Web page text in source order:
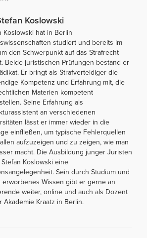
Koslowski
Koslowski hat in Berlin
studiert und bereits im
den Schwerpunkt auf das Strafrecht
Beide juristischen Prüfungen bestand er
Er bringt als Strafverteidiger die
Kompetenz und Erfahrung mit, die
Materien kompetent
Seine Erfahrung als
an verschiedenen
lässt er immer wieder in die
einfließen, um typische Fehlerquellen
aufzuzeigen und zu zeigen, wie man
macht. Die Ausbildung junger Juristen
Koslowski eine
Sein durch Studium und
erworbenes Wissen gibt er gerne an
weiter, online und auch als Dozent
Akademie Kraatz in Berlin.